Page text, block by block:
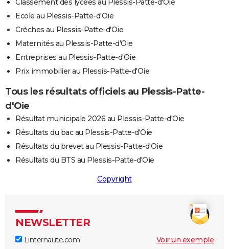
Classement des lycées au Plessis-Patte-d'Oie
Ecole au Plessis-Patte-d'Oie
Crèches au Plessis-Patte-d'Oie
Maternités au Plessis-Patte-d'Oie
Entreprises au Plessis-Patte-d'Oie
Prix immobilier au Plessis-Patte-d'Oie
Tous les résultats officiels au Plessis-Patte-
d'Oie
Résultat municipale 2026 au Plessis-Patte-d'Oie
Résultats du bac au Plessis-Patte-d'Oie
Résultats du brevet au Plessis-Patte-d'Oie
Résultats du BTS au Plessis-Patte-d'Oie
Copyright
NEWSLETTER
Linternaute.com Voir un exemple